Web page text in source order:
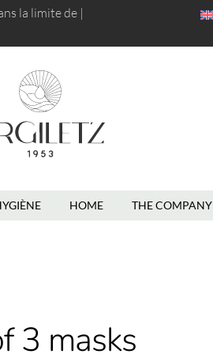
la limite de 5kg
HOME THE COMPANY
3 masks